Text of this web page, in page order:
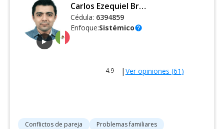
▶
Carlos Ezequiel Briceño Ceballos
Cédula: 6394859
Enfoque:Sistémicohelp
4.9 | Ver opiniones (61 )
Conflictos de pareja
Problemas familiares